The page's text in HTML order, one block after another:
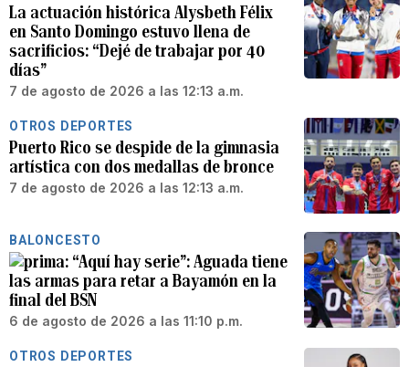
La actuación histórica Alysbeth Félix
en Santo Domingo estuvo llena de
sacrificios: “Dejé de trabajar por 40
días”
7 de agosto de 2026 a las 12:13 a.m.
OTROS DEPORTES
Puerto Rico se despide de la gimnasia
artística con dos medallas de bronce
7 de agosto de 2026 a las 12:13 a.m.
BALONCESTO
“Aquí hay serie”: Aguada tiene
las armas para retar a Bayamón en la
final del BSN
6 de agosto de 2026 a las 11:10 p.m.
OTROS DEPORTES